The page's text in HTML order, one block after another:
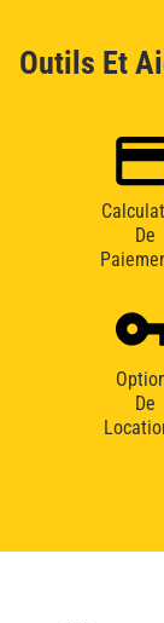
Outils Et
De
De